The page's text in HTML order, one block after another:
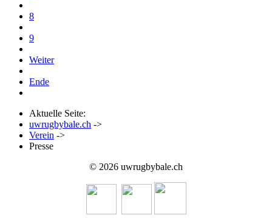
8
9
Weiter
Ende
Aktuelle Seite:
uwrugbybale.ch ->
Verein ->
Presse
© 2026 uwrugbybale.ch